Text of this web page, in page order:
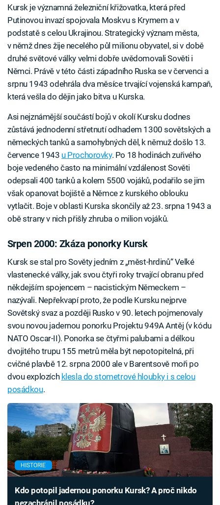
Kursk je významná železniční křižovatka, která před
Putinovou invazí spojovala Moskvu s Krymem a v
podstatě s celou Ukrajinou. Strategický význam města,
v němž dnes žije necelého půl milionu obyvatel, si v době
druhé světové války velmi dobře uvědomovali Sověti i
Němci. Právě v této části západního Ruska se v červenci a
srpnu 1943 odehrála dva měsíce trvající vojenská kampaň,
která vešla do dějin jako bitva u Kurska.
Asi nejznámější součástí bojů v okolí Kursku dodnes
zůstává jednodenní střetnutí odhadem 1300 sovětských a
německých tanků a samohybných děl, k němuž došlo 13.
července 1943 u Prochorovky. Po 18 hodinách zuřivého
boje vedeného často na minimální vzdálenost Sověti
odepsali 400 tanků a kolem 5500 vojáků, podařilo se jim
však opanovat bojiště a Němce z kurského oblouku
vytlačit. Boje v oblasti Kurska skončily až 23. srpna 1943 a
obě strany v nich přišly zhruba o milion vojáků.
Srpen 2000: Zkáza ponorky Kursk
Kursk se stal pro Sověty jedním z „měst-hrdinů“ Velké
vlastenecké války, jak svou čtyři roky trvající obranu před
někdejším spojencem – nacistickým Německem –
nazývali. Nepřekvapí proto, že podle Kursku nejprve
Sovětský svaz a později Rusko v 90. letech pojmenovaly
svou novou jadernou ponorku Projektu 949A Antěj (v kódu
NATO Oscar-II). Ponorka se čtyřmi palubami a délkou
dvojitého trupu 155 metrů měla být nepotopitelná, při
cvičné plavbě 12. srpna 2000 ale v Barentsově moři po
dvou explozích klesla do stometrové hloubky i s celou
posádkou.
HISTORIE
Kdo potopil jadernou ponorku Kursk? A proč nikdo
nezachránil posádku?